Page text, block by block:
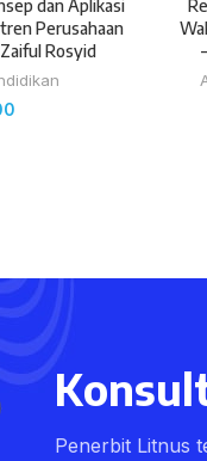
dan Aplikasi
Perusahaan
Rosyid
Penerbit Litnus